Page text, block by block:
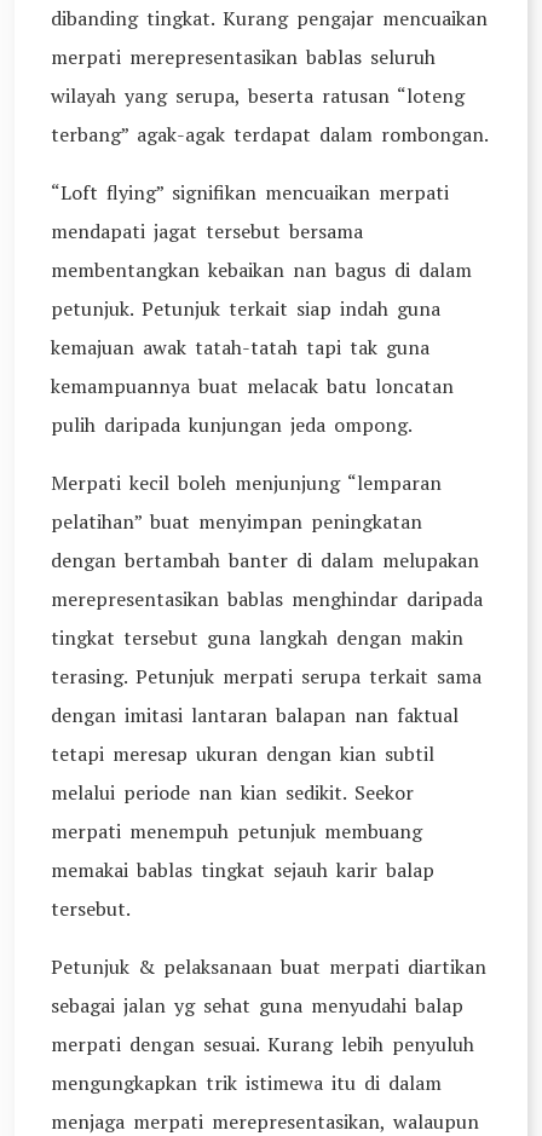
dibanding tingkat. Kurang pengajar mencuaikan
merpati merepresentasikan bablas seluruh
wilayah yang serupa, beserta ratusan “loteng
terbang” agak-agak terdapat dalam rombongan.
“Loft flying” signifikan mencuaikan merpati
mendapati jagat tersebut bersama
membentangkan kebaikan nan bagus di dalam
petunjuk. Petunjuk terkait siap indah guna
kemajuan awak tatah-tatah tapi tak guna
kemampuannya buat melacak batu loncatan
pulih daripada kunjungan jeda ompong.
Merpati kecil boleh menjunjung “lemparan
pelatihan” buat menyimpan peningkatan
dengan bertambah banter di dalam melupakan
merepresentasikan bablas menghindar daripada
tingkat tersebut guna langkah dengan makin
terasing. Petunjuk merpati serupa terkait sama
dengan imitasi lantaran balapan nan faktual
tetapi meresap ukuran dengan kian subtil
melalui periode nan kian sedikit. Seekor
merpati menempuh petunjuk membuang
memakai bablas tingkat sejauh karir balap
tersebut.
Petunjuk & pelaksanaan buat merpati diartikan
sebagai jalan yg sehat guna menyudahi balap
merpati dengan sesuai. Kurang lebih penyuluh
mengungkapkan trik istimewa itu di dalam
menjaga merpati merepresentasikan, walaupun